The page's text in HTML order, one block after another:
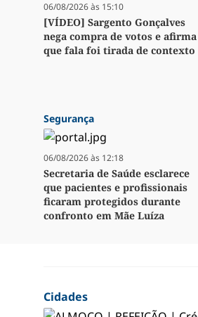
06/08/2026 às 15:10
[VÍDEO] Sargento Gonçalves
nega compra de votos e afirma
que fala foi tirada de contexto
Segurança
06/08/2026 às 12:18
Secretaria de Saúde esclarece
que pacientes e profissionais
ficaram protegidos durante
confronto em Mãe Luíza
Cidades